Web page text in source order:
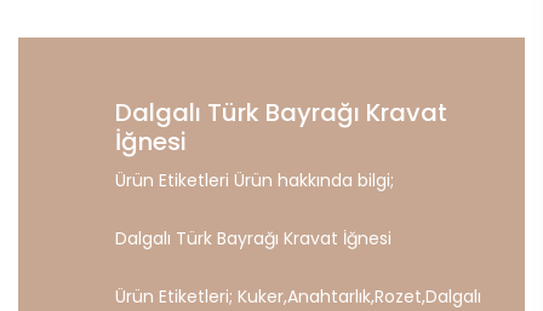
Dalgalı Türk Bayrağı Kravat
İğnesi
Ürün Etiketleri Ürün hakkında bilgi;
Dalgalı Türk Bayrağı Kravat İğnesi
Ürün Etiketleri; Kuker,Anahtarlık,Rozet,Dalgalı